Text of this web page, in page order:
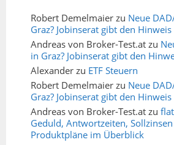
Robert Demelmaier zu Neue
Graz? Jobinserat gibt den Hinweis
Andreas von Broker-Test.at zu
in Graz? Jobinserat gibt den
Alexander zu ETF Steuern
Robert Demelmaier zu Neue
Graz? Jobinserat gibt den Hinweis
Andreas von Broker-Test.at zu
Geduld, Antwortzeiten,
Produktpläne im Überblick